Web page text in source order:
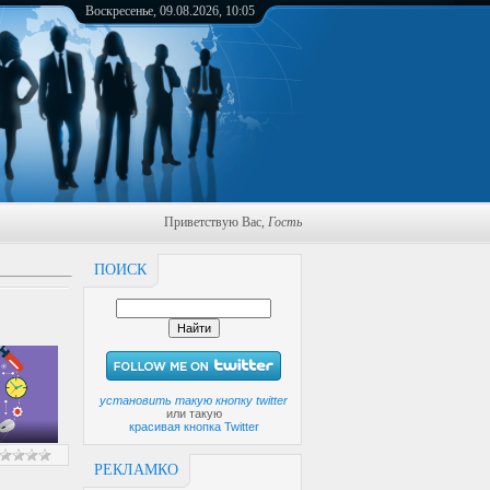
Воскресенье, 09.08.2026, 10:05
Приветствую Вас, Гость
ПОИСК
установить такую кнопку twitter
или такую
красивая кнопка Twitter
РЕКЛАМКО